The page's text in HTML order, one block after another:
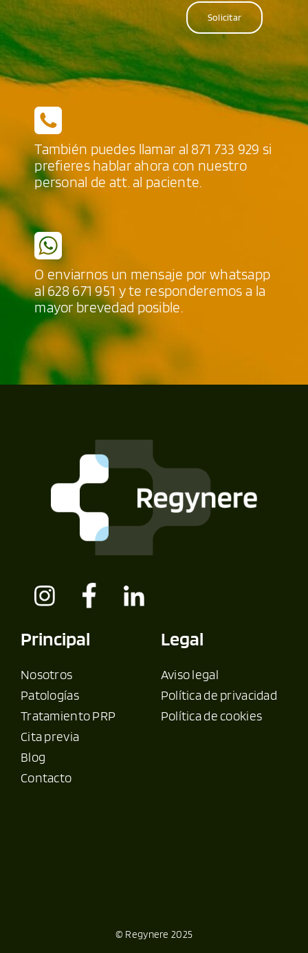
Solicitar
También puedes llamar al 871 733 929 si
prefieres hablar ahora con nuestro
personal de att. al paciente.
O enviarnos un mensaje por whatsapp
al628 671 951 y te responderemos a la
mayor brevedad posible.
Principal
Nosotros
Patologías
Tratamiento PRP
Cita previa
Blog
Contacto
Legal
Aviso legal
Política de privacidad
Política de cookies
© Regynere 2025